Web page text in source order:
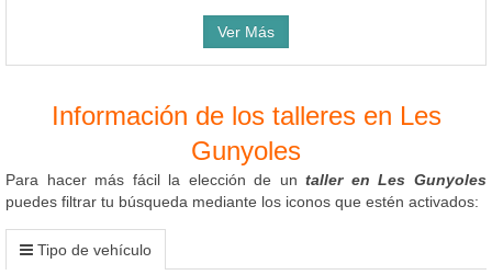
Ver Más
Información de los talleres en Les
Gunyoles
Para hacer más fácil la elección de untaller en Les Gunyoles
puedes filtrar tu búsqueda mediante los iconos que estén activados:
Tipo de vehículo